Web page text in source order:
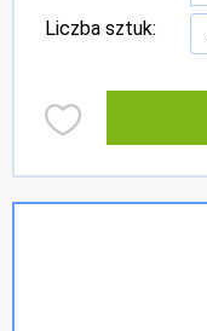
Liczba sztuk: